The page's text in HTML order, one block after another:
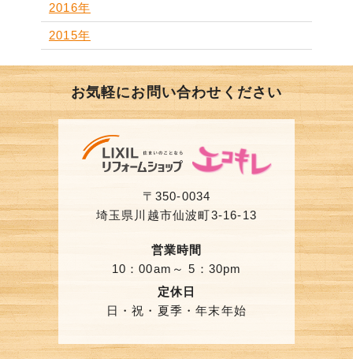
2016年
2015年
お気軽にお問い合わせください
〒350-0034
埼玉県川越市仙波町3-16-13
営業時間
10：00am～ 5：30pm
定休日
日・祝・夏季・年末年始